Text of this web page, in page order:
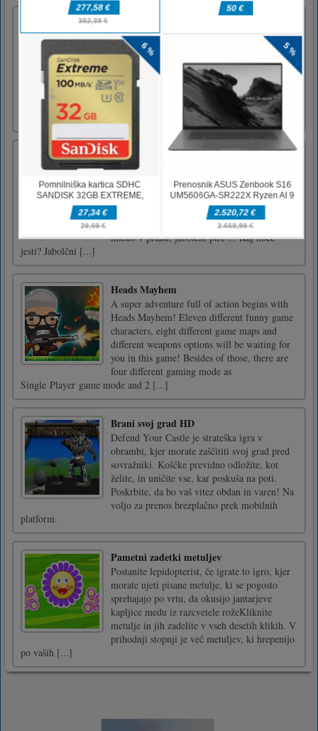
Ena celica je igra s kartami pasijansa. Tu se
lahko zabavate v igri za poker. Je malo težko,
primerjati se moraš s specifičnimi kartami.
Kartice se ujemajo v številčnem vrstnem redu,
vendar se lahko ujemajo samo različne barve.
Zaradi tega je igra težja. Verjamem pa, da
lahko to [...]
Baby Panda Care 2
Baby Panda Care 2 ponuja novo izkušnjo z
več interakcijami in vam omogoča, da skrbite
za 3 punčke različnih odtenkov kože! Pridite
in poskrbite za dojenčke! Všeč vam bo ta igra
varstva otrok! Otrok je lačen. Riževa pasta,
mleko v prahu, jabolčni pire ... Kaj hoče
jesti? Jabolčni [...]
Heads Mayhem
A super adventure full of action begins with
Heads Mayhem! Eleven different funny game
characters, eight different game maps and
different weapons options will be waiting for
you in this game! Besides of those, there are
four different gaming mode as
Single Player game mode and 2 [...]
Brani svoj grad HD
Defend Your Castle je strateška igra v
obrambi, kjer morate zaščititi svoj grad pred
sovražniki. Koščke previdno odložite, kot
želite, in uničite vse, kar poskuša na poti.
Poskrbite, da bo vaš vitez obdan in varen! Na
voljo za prenos brezplačno prek mobilnih
platform.
Pametni zadetki metuljev
Postanite lepidopterist, če igrate to igro, kjer
morate ujeti pisane metulje, ki se pogosto
sprehajajo po vrtu, da okusijo jantarjeve
kapljice medu iz razcvetele rožeKliknite
metulje in jih zadelite v vseh desetih klikih. V
prihodnji stopnji je več metuljev, ki hrepenijo
po vaših [...]